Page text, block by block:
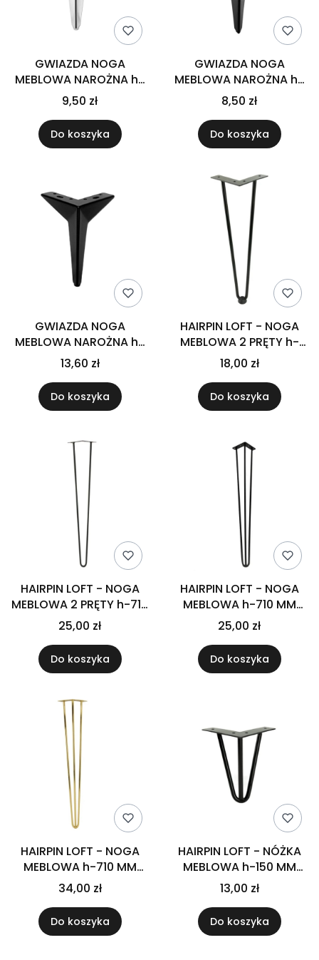
GWIAZDA NOGA
MEBLOWA NAROŻNA h-
135 CHROM
9,50 zł
Do koszyka
GWIAZDA NOGA
MEBLOWA NAROŻNA h-
135 CZARNA
8,50 zł
Do koszyka
GWIAZDA NOGA
MEBLOWA NAROŻNA h-
190 CZARNA
13,60 zł
Do koszyka
HAIRPIN LOFT - NOGA
MEBLOWA 2 PRĘTY h-
410 MM CZARNA
18,00 zł
Do koszyka
HAIRPIN LOFT - NOGA
MEBLOWA 2 PRĘTY h-710
MM CZARNA
25,00 zł
Do koszyka
HAIRPIN LOFT - NOGA
MEBLOWA h-710 MM
CZARNA
25,00 zł
Do koszyka
HAIRPIN LOFT - NOGA
MEBLOWA h-710 MM
ZŁOTY CHROM
34,00 zł
Do koszyka
HAIRPIN LOFT - NÓŻKA
MEBLOWA h-150 MM
CZARNA
13,00 zł
Do koszyka